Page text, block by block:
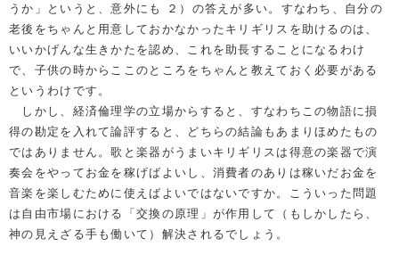
うか」というと、意外にも ２）の答えが多い。すなわち、自分の
老後をちゃんと用意しておかなかったキリギリスを助けるのは、
いいかげんな生きかたを認め、これを助長することになるわけ
で、子供の時からここのところをちゃんと教えておく必要がある
というわけです。
しかし、経済倫理学の立場からすると、すなわちこの物語に損
得の勘定を入れて論評すると、どちらの結論もあまりほめたもの
ではありません。歌と楽器がうまいキリギリスは得意の楽器で演
奏会をやってお金を稼げばよいし、消費者のありは稼いだお金を
音楽を楽しむために使えばよいではないですか。こういった問題
は自由市場における「交換の原理」が作用して（もしかしたら、
神の見えざる手も働いて）解決されるでしょう。